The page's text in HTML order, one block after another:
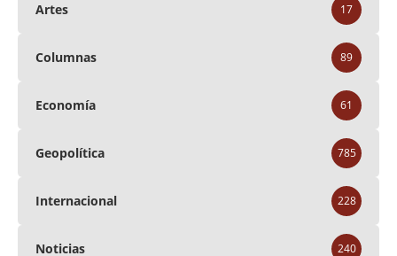
Artes 17
Columnas 89
Economía 61
Geopolítica 785
Internacional 228
Noticias 240